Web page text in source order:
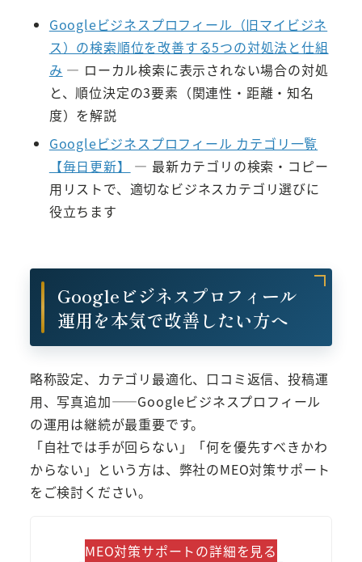
Googleビジネスプロフィール（旧マイビジネ
ス）の検索順位を改善する5つの対処法と仕組
み — ローカル検索に表示されない場合の対処
と、順位決定の3要素（関連性・距離・知名
度）を解説
Googleビジネスプロフィール カテゴリ一覧
【毎日更新】
— 最新カテゴリの検索・コピー
用リストで、適切なビジネスカテゴリ選びに
役立ちます
Googleビジネスプロフィール
運用を本気で改善したい方へ
略称設定、カテゴリ最適化、口コミ返信、投稿運
用、写真追加——Googleビジネスプロフィール
の運用は継続が最重要です。
「自社では手が回らない」「何を優先すべきかわ
からない」という方は、弊社のMEO対策サポート
をご検討ください。
MEO対策サポートの詳細を見る